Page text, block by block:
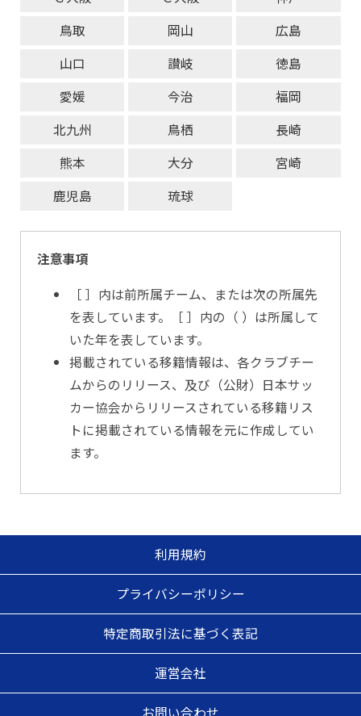
鳥取
岡山
広島
山口
讃岐
徳島
愛媛
今治
福岡
北九州
鳥栖
長崎
熊本
大分
宮崎
鹿児島
琉球
注意事項
［ ］内は前所属チーム、または次の所属先
を表しています。［ ］内の（ ）は所属して
いた年を表しています。
掲載されている移籍情報は、各クラブチー
ムからのリリース、及び（公財）日本サッ
カー協会からリリースされている移籍リス
トに掲載されている情報を元に作成してい
ます。
利用規約
プライバシーポリシー
特定商取引法に基づく表記
運営会社
お問い合わせ